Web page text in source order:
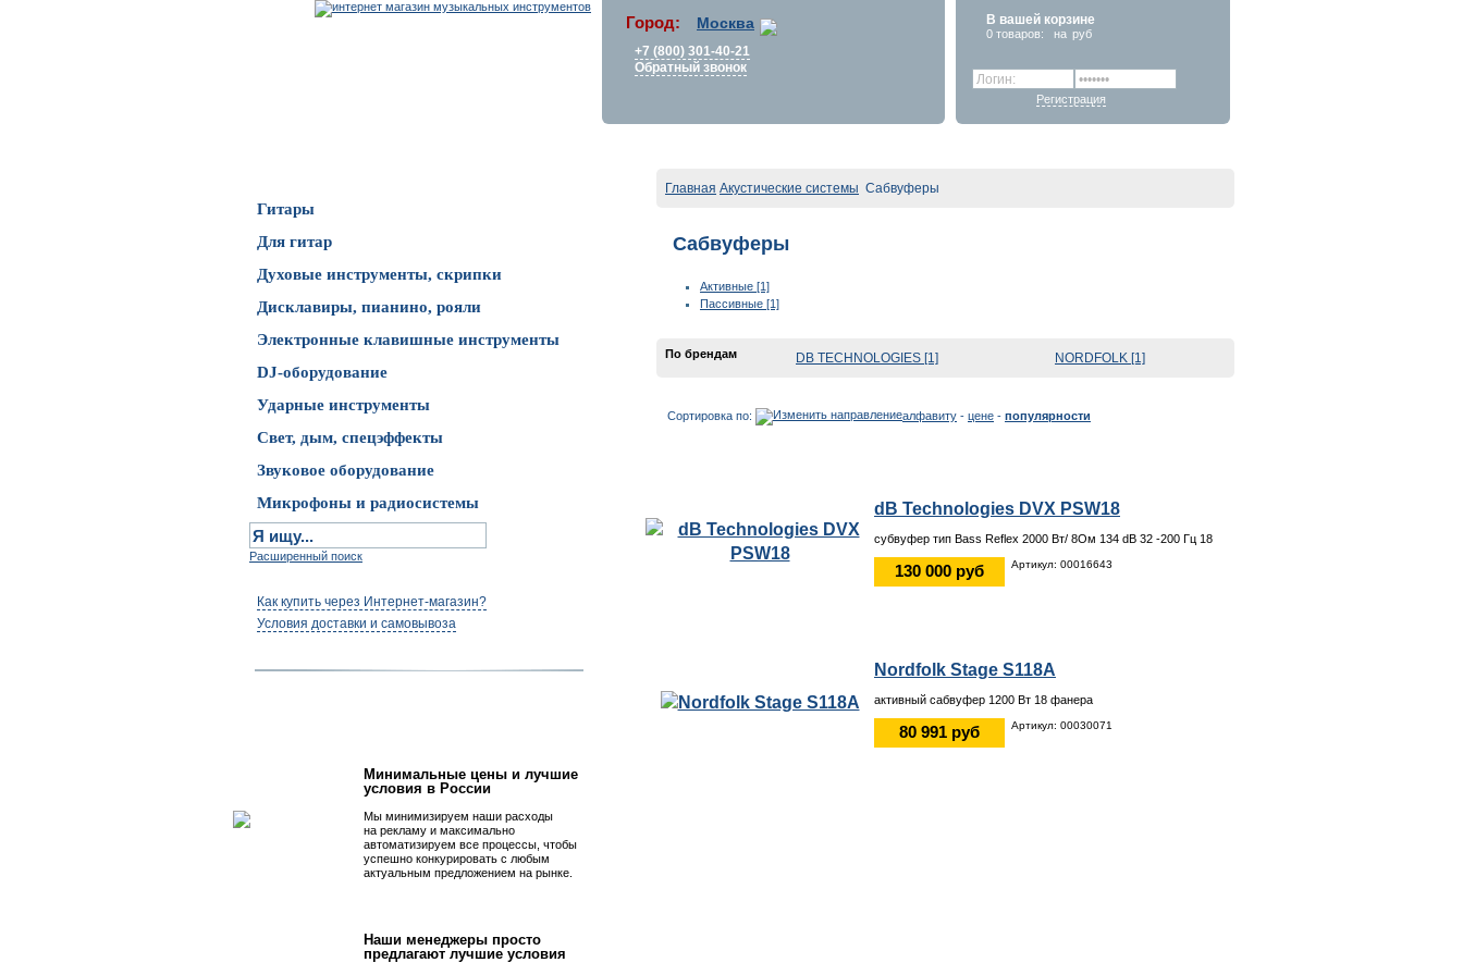
Город: Москва
+7 (800) 301-40-21
Обратный звонок
В вашей корзине
0 товаров: на руб
Регистрация
Гитары
Для гитар
Духовые инструменты, скрипки
Дисклавиры, пианино, рояли
Электронные клавишные инструменты
DJ-оборудование
Ударные инструменты
Свет, дым, спецэффекты
Звуковое оборудование
Микрофоны и радиосистемы
Расширенный поиск
Как купить через Интернет-магазин?
Условия доставки и самовывоза
Минимальные цены и лучшие
условия в России
Мы минимизируем наши расходы
на рекламу и максимально
автоматизируем все процессы, чтобы
успешно конкурировать с любым
актуальным предложением на рынке.
Наши менеджеры просто
предлагают лучшие условия
Главная Акустические системы Сабвуферы
Сабвуферы
Активные [1]
Пассивные [1]
По брендам DB TECHNOLOGIES [1] NORDFOLK [1]
Сортировка по: алфавиту - цене - популярности
dB Technologies DVX PSW18
субвуфер тип Bass Reflex 2000 Вт/ 8Ом 134 dB 32 -200 Гц 18
130 000 руб Артикул: 00016643
Nordfolk Stage S118A
активный сабвуфер 1200 Вт 18 фанера
80 991 руб Артикул: 00030071